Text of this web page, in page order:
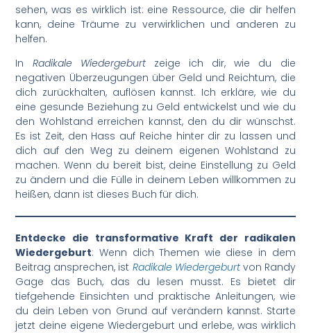
sehen, was es wirklich ist: eine Ressource, die dir helfen
kann, deine Träume zu verwirklichen und anderen zu
helfen.
In Radikale Wiedergeburtzeige ich dir, wie du die
negativen Überzeugungen über Geld und Reichtum, die
dich zurückhalten, auflösen kannst. Ich erkläre, wie du
eine gesunde Beziehung zu Geld entwickelst und wie du
den Wohlstand erreichen kannst, den du dir wünschst.
Es ist Zeit, den Hass auf Reiche hinter dir zu lassen und
dich auf den Weg zu deinem eigenen Wohlstand zu
machen. Wenn du bereit bist, deine Einstellung zu Geld
zu ändern und die Fülle in deinem Leben willkommen zu
heißen, dann ist dieses Buch für dich.
Entdecke die transformative Kraft der radikalen
Wiedergeburt: Wenn dich Themen wie diese in dem
Beitrag ansprechen, ist Radikale Wiedergeburt von Randy
Gage das Buch, das du lesen musst. Es bietet dir
tiefgehende Einsichten und praktische Anleitungen, wie
du dein Leben von Grund auf verändern kannst. Starte
jetzt deine eigene Wiedergeburt und erlebe, was wirklich